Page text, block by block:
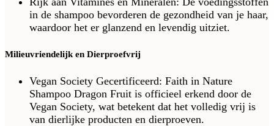
in de shampoo bevorderen de gezondheid van je haar,
waardoor het er glanzend en levendig uitziet.
Milieuvriendelijk en Dierproefvrij
Vegan Society Gecertificeerd: Faith in Nature
Shampoo Dragon Fruit is officieel erkend door de
Vegan Society, wat betekent dat het volledig vrij is
van dierlijke producten en dierproeven.